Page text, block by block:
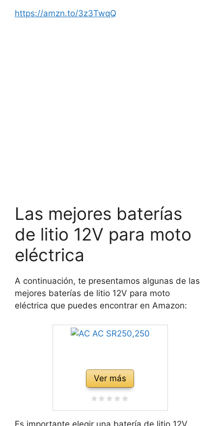
https://amzn.to/3z3TwqQ
Las mejores baterías
de litio 12V para moto
eléctrica
A continuación, te presentamos algunas de las
mejores baterías de litio 12V para moto
eléctrica que puedes encontrar en Amazon:
Ver más